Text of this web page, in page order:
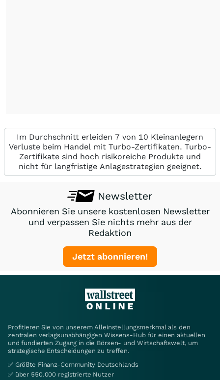
Im Durchschnitt erleiden 7 von 10 Kleinanlegern
Verluste beim Handel mit Turbo-Zertifikaten. Turbo-
Zertifikate sind hoch risikoreiche Produkte und
nicht für langfristige Anlagestrategien geeignet.
Newsletter
Abonnieren Sie unsere kostenlosen Newsletter
und verpassen Sie nichts mehr aus der
Redaktion
Jetzt abonnieren!
Profitieren Sie von unserem Alleinstellungsmerkmal als den
zentralen verlagsunabhängigen Wissens-Hub für einen aktuellen
und fundierten Zugang in die Börsen- und Wirtschaftswelt, um
strategische Entscheidungen zu treffen.
✅ Größte Finanz-Community Deutschlands
✅ über 550.000 registrierte Nutzer